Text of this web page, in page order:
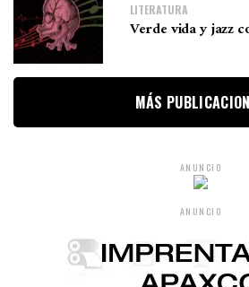
LITERATURA
Verde vida y jazz
MÁS
ANUNCIO
ANUNCIO